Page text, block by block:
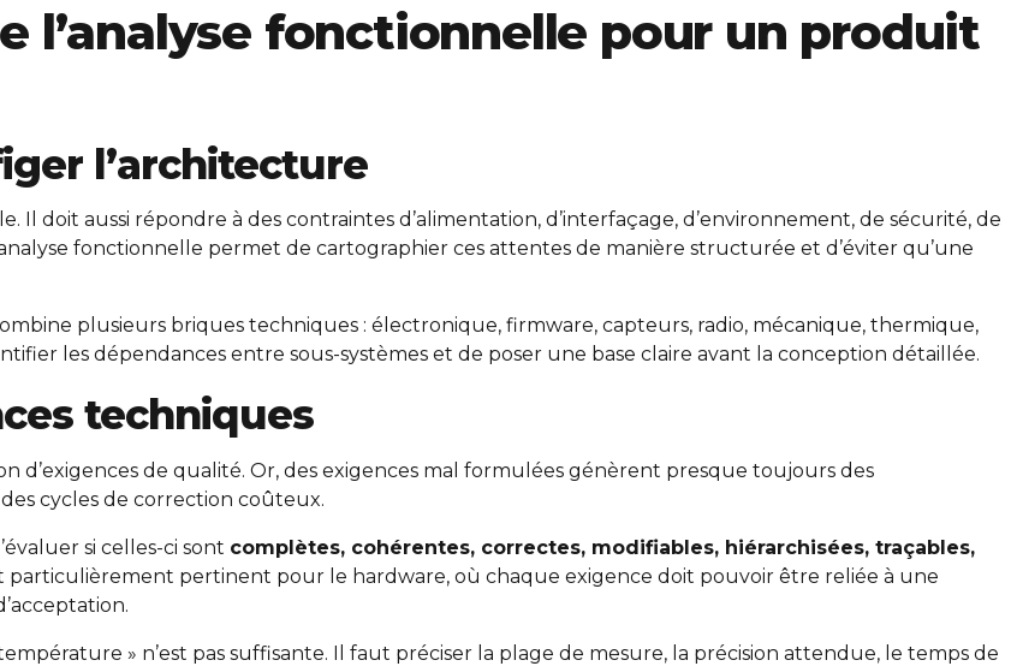
l’analyse fonctionnelle pour un produit
l’architecture
doit aussi répondre à des contraintes d’alimentation, d’interfaçage, d’environnement, de sécurité, de
fonctionnelle permet de cartographier ces attentes de manière structurée et d’éviter qu’une
plusieurs briques techniques : électronique, firmware, capteurs, radio, mécanique, thermique,
les dépendances entre sous-systèmes et de poser une base claire avant la conception détaillée.
techniques
d’exigences de qualité. Or, des exigences mal formulées génèrent presque toujours des
cycles de correction coûteux.
si celles-ci sont complètes, cohérentes, correctes, modifiables, hiérarchisées, traçables,
particulièrement pertinent pour le hardware, où chaque exigence doit pouvoir être reliée à une
» n’est pas suffisante. Il faut préciser la plage de mesure, la précision attendue, le temps de